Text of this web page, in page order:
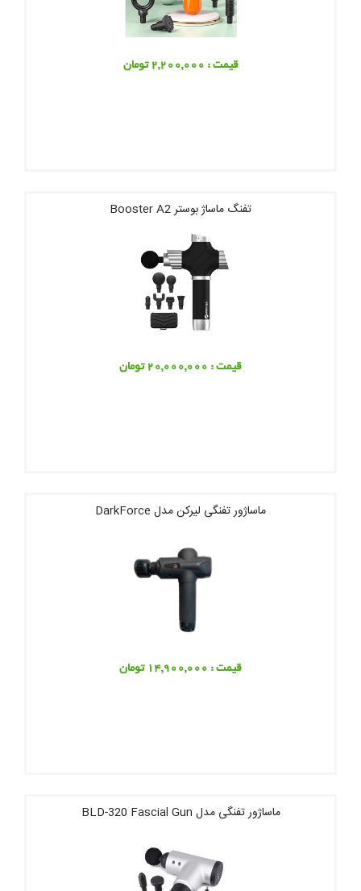
قیمت : 2,200,000 تومان
تفنگ ماساژ بوستر Booster A2
قیمت : 20,000,000 تومان
ماساژور تفنگی لیرکن مدل DarkForce
قیمت : 14,900,000 تومان
ماساژور تفنگی مدل BLD-320 Fascial Gun